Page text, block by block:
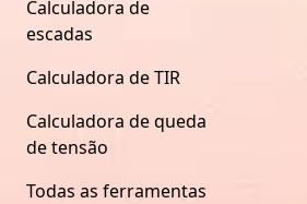
Calculadora de
escadas
Calculadora de TIR
Calculadora de queda
de tensão
Todas as ferramentas